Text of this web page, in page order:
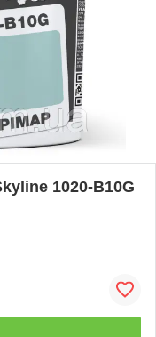
1020-B10G